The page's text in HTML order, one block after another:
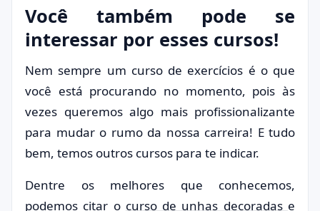
Você também pode se
interessar por esses cursos!
Nem sempre um curso de exercícios é o que
você está procurando no momento, pois às
vezes queremos algo mais profissionalizante
para mudar o rumo da nossa carreira! E tudo
bem, temos outros cursos para te indicar.
Dentre os melhores que conhecemos,
podemos citar o curso de unhas decoradas e